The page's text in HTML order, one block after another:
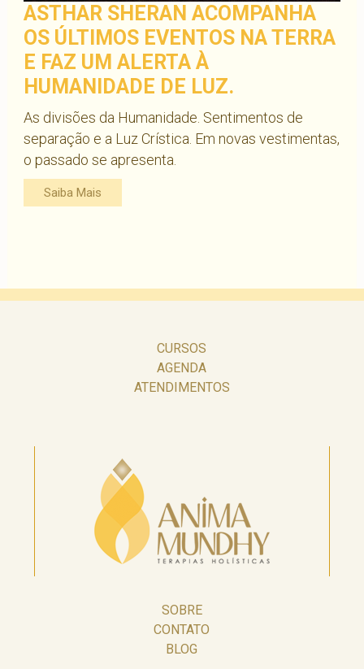
ASTHAR SHERAN ACOMPANHA
OS ÚLTIMOS EVENTOS NA TERRA
E FAZ UM ALERTA À
HUMANIDADE DE LUZ.
As divisões da Humanidade. Sentimentos de
separação e a Luz Crística. Em novas vestimentas,
o passado se apresenta.
Saiba Mais
CURSOS
AGENDA
ATENDIMENTOS
SOBRE
CONTATO
BLOG